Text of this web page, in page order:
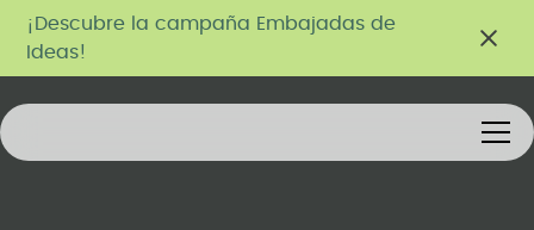
¡Descubre la campaña Embajadas de
Ideas!